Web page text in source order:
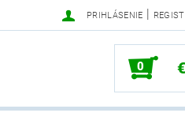
PRIHLÁSENIE |
0